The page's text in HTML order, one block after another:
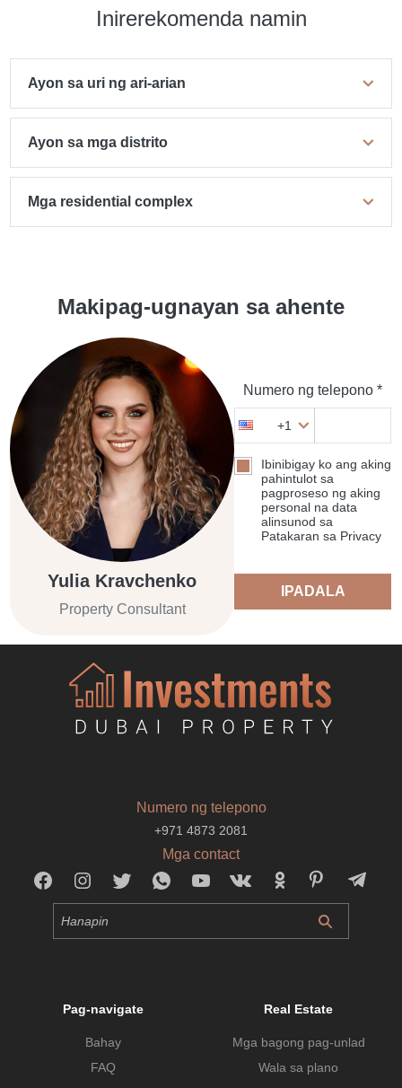
Inirerekomenda namin
Ayon sa uri ng ari-arian
Ayon sa mga distrito
Mga residential complex
Makipag-ugnayan sa ahente
Yulia Kravchenko
Property Consultant
Numero ng telepono *
+1
Ibinibigay ko ang aking
pahintulot sa
pagproseso ng aking
personal na data
alinsunod sa
Patakaran sa Privacy
IPADALA
Numero ng telepono
+971 4873 2081
Mga contact
Pag-navigate
Bahay
FAQ
Real Estate
Mga bagong pag-unlad
Wala sa plano